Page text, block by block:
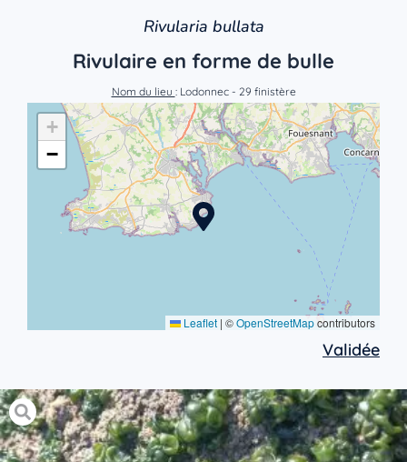
Rivularia bullata
Rivulaire en forme de bulle
Nom du lieu : Lodonnec - 29 finistère
+
−
Leaflet | ©OpenStreetMapcontributors
Validée